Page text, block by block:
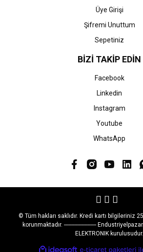
Üye Girişi
Şifremi Unuttum
Sepetiniz
BİZİ TAKİP EDİN
Facebook
Linkedin
Instagram
Youtube
WhatsApp
© Tüm hakları saklıdır. Kredi kartı bilgileriniz
korunmaktadır. ----------------------
ELEKTRONIK kurulusudur.
ideasoft e-